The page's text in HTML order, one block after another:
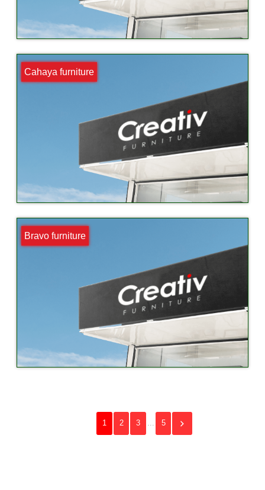
Cahaya furniture
Bravo furniture
1 2 3 ... 5